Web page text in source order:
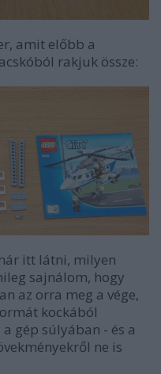
amit előbb a
rakjuk össze:
itt látni, milyen
sajnálom, hogy
az orra meg a vége,
kockából
gép súlyában - és a
ne is